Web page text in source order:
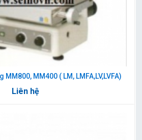
MM400 ( LM, LMFA,LV,LVFA)
Liên hệ